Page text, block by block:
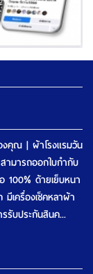
งคุณ | ผ้าโรงแรมวัน
ามารถออกใบกำกับ
ด้ายเย็บหนา
เครื่องเช็คหลาผ้า
รับประกันสินค...